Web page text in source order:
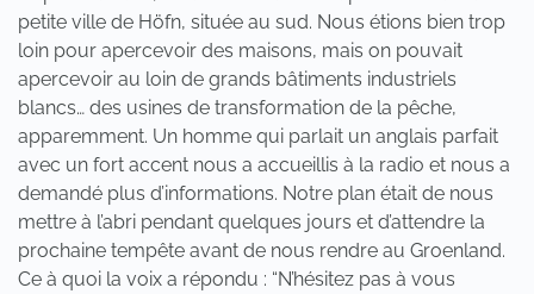
petite ville de Höfn, située au sud. Nous étions bien trop
loin pour apercevoir des maisons, mais on pouvait
apercevoir au loin de grands bâtiments industriels
blancs… des usines de transformation de la pêche,
apparemment. Un homme qui parlait un anglais parfait
avec un fort accent nous a accueillis à la radio et nous a
demandé plus d’informations. Notre plan était de nous
mettre à l’abri pendant quelques jours et d’attendre la
prochaine tempête avant de nous rendre au Groenland.
Ce à quoi la voix a répondu : “N’hésitez pas à vous